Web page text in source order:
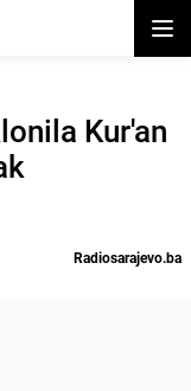
Kur'an
Radiosarajevo.ba